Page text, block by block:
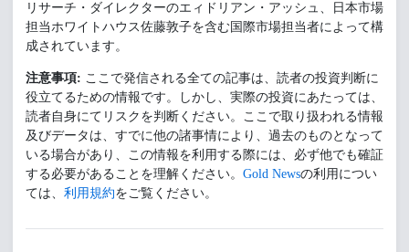
リサーチ・ダイレクターのエィドリアン・アッシュ、日本市場
担当ホワイトハウス佐藤敦子を含む国際市場担当者によって構
成されています。
注意事項: ここで発信される全ての記事は、読者の投資判断に
役立てるための情報です。しかし、実際の投資にあたっては、
読者自身にてリスクを判断ください。ここで取り扱われる情報
及びデータは、すでに他の諸事情により、過去のものとなって
いる場合があり、この情報を利用する際には、必ず他でも確証
する必要があることを理解ください。 Gold Newsの利用につい
ては、 利用規約をご覧ください。